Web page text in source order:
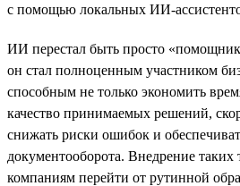
с помощью локальных ИИ-
ИИ перестал быть просто
он стал полноценным участником
способным не только экономить
качество принимаемых решений,
снижать риски ошибок и
документооборота. Внедрение таких
компаниям перейти от рутинной